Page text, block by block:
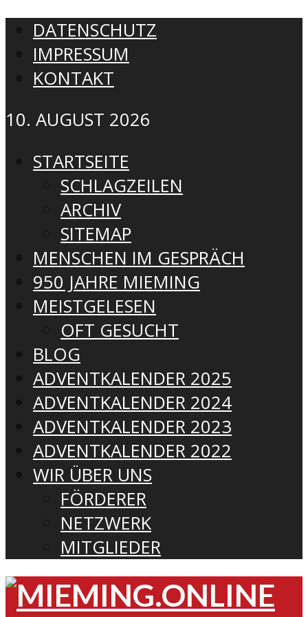
DATENSCHUTZ
IMPRESSUM
KONTAKT
10. AUGUST 2026
STARTSEITE
SCHLAGZEILEN
ARCHIV
SITEMAP
MENSCHEN IM GESPRÄCH
950 JAHRE MIEMING
MEISTGELESEN
OFT GESUCHT
BLOG
ADVENTKALENDER 2025
ADVENTKALENDER 2024
ADVENTKALENDER 2023
ADVENTKALENDER 2022
WIR ÜBER UNS
FÖRDERER
NETZWERK
MITGLIEDER